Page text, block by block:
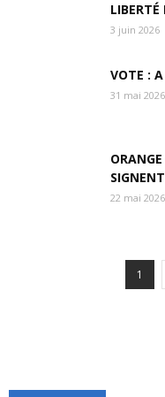
LIBERTÉ
3 juin 2026
VOTE :
31 mai 2026
22 mai 2026
1